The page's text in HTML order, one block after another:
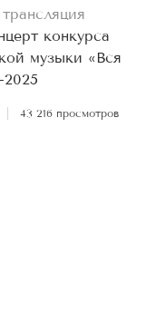
конкурса
музыки «Вся
2025
43 216 просмотров